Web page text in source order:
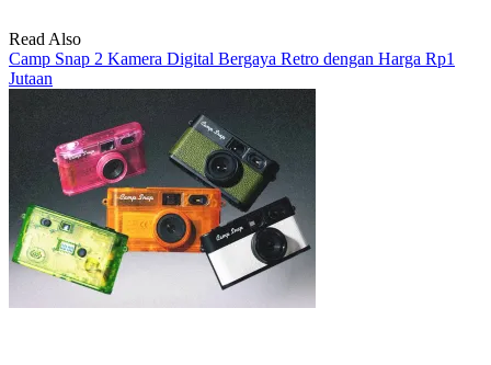
Read Also
Camp Snap 2 Kamera Digital Bergaya Retro dengan Harga Rp1
Jutaan